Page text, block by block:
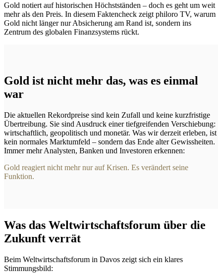
Gold notiert auf historischen Höchstständen – doch es geht um weit
mehr als den Preis. In diesem Faktencheck zeigt philoro TV, warum
Gold nicht länger nur Absicherung am Rand ist, sondern ins
Zentrum des globalen Finanzsystems rückt.
Gold ist nicht mehr das, was es einmal
war
Die aktuellen Rekordpreise sind kein Zufall und keine kurzfristige
Übertreibung. Sie sind Ausdruck einer tiefgreifenden Verschiebung:
wirtschaftlich, geopolitisch und monetär. Was wir derzeit erleben, ist
kein normales Marktumfeld – sondern das Ende alter Gewissheiten.
Immer mehr Analysten, Banken und Investoren erkennen:
Gold reagiert nicht mehr nur auf Krisen. Es verändert seine
Funktion.
Was das Weltwirtschaftsforum über die
Zukunft verrät
Beim Weltwirtschaftsforum in Davos zeigt sich ein klares
Stimmungsbild: